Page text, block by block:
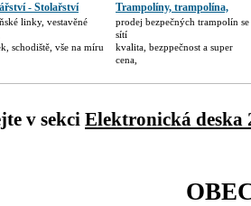
- Stolařství
linky, vestavěné
schodiště, vše na míru
Trampolíny, trampolína,
prodej bezpečných trampolín se
sítí
kvalita, bezppečnost a super
cena,
v sekci Elektronická deska